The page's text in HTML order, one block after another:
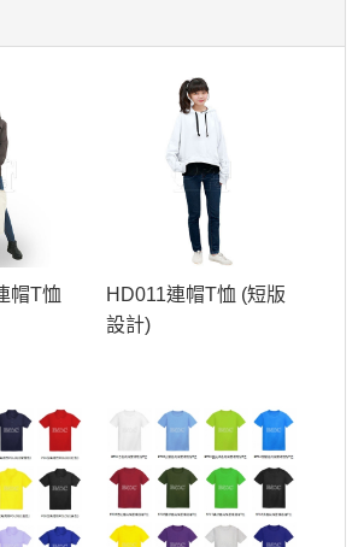
帽T恤
HD011連帽T恤 (短版
設計)